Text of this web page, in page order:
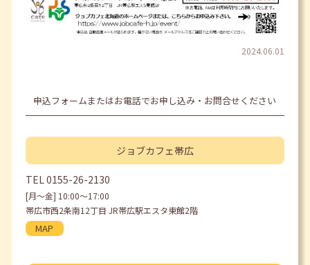
2024.06.01
申込フォームまたはお電話でお申し込み・お問合せください
ジョブカフェ帯広
TEL 0155-26-2130
[月〜金] 10:00〜17:00
帯広市西2条南12丁目 JR帯広駅エスタ東館2階
MAP